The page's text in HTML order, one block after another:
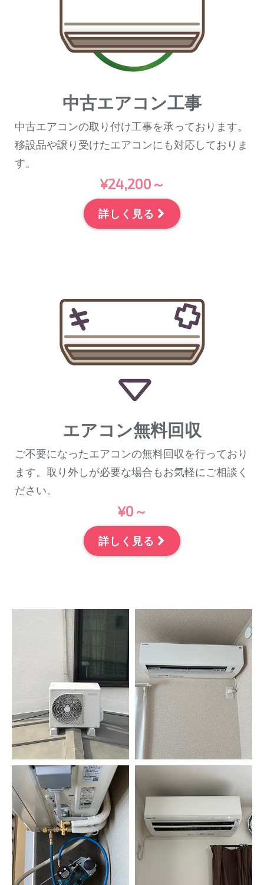
中古エアコン工事
中古エアコンの取り付け工事を承っております。
移設品や譲り受けたエアコンにも対応しておりま
す。
¥24,200～
詳しく見る
エアコン無料回収
ご不要になったエアコンの無料回収を行っており
ます。取り外しが必要な場合もお気軽にご相談く
ださい。
¥0～
詳しく見る